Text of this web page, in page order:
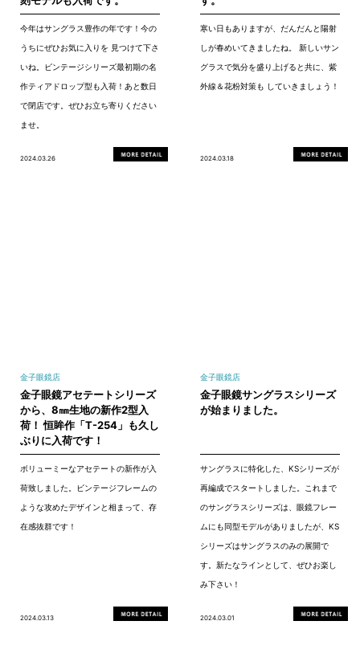
今年はサングラス豊作の年です！今の
うちにぜひお気に入りを 見つけて下さ
いね。ビンテージシリーズ最初期の名
作ティアドロップ型も入荷！あと数日
で閉店です。ぜひお立ち寄りください
ませ。
2024.03.26
寒い日もありますが、だんだんと陽射
しが春めいてきましたね。 新しいサン
グラスで気分を盛り上げると共に、紫
外線＆花粉対策も していきましょう！
2024.03.18
金子眼鏡店
金子眼鏡アセテートシリーズ
から、8㎜生地の新作2型入
荷！ 恒眸作「T-254」も久し
ぶりに入荷です！
ボリューミーなアセテートの新作が入
荷致しました。ビンテージフレームの
ような攻めたデザインと相まって、存
在感抜群です！
2024.03.13
金子眼鏡店
金子眼鏡サングラスシリーズ
が始まりました。
サングラスに特化した、KSシリーズが
再編成でスタートしました。これまで
のサングラスシリーズは、眼鏡フレー
ムにも同型モデルがありましたが、KS
シリーズはサングラスのみの展開で
す。新たなラインとして、ぜひお楽し
み下さい！
2024.03.01